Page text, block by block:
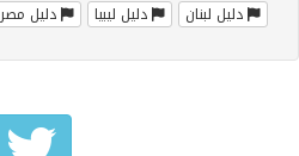
دليل لبنان
دليل ليبيا دليل مصر